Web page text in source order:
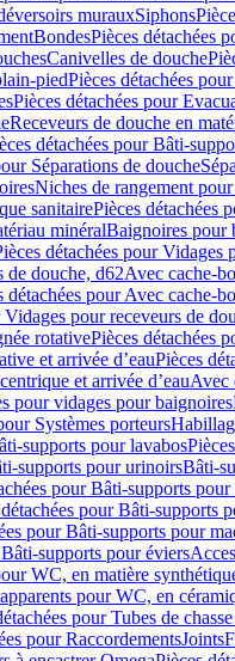
murauxSiphons
BondesPièces détachées
Canivelles de douche
piedPièces détachées
Pièces détachées pour
Receveurs de douche en
détachées pour Bâti-
Séparations de douche
Niches de rangement
sanitairePièces détachées
minéralBaignoires pour
détachées pour Vidages
de douche, d62Avec cache-
détachées pour Avec cache-
pour receveurs de
rotativePièces détachées
et arrivée d’eauPièces
et arrivée d’eauAvec
pour vidages pour baignoires
Systèmes porteurs
supports pour lavabos
supports pour urinoirsBâti-
pour Bâti-supports
pour Bâti-supports
pour Bâti-supports pour
supports pour éviers
WC, en matière
pour WC, en
pour Tubes de
pour RaccordementsJoints